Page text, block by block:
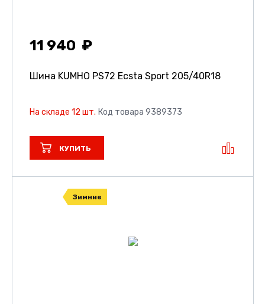
11 940
Шина KUMHO PS72 Ecsta Sport 205/40R18
На складе 12 шт. Код товара 9389373
КУПИТЬ
Зимние